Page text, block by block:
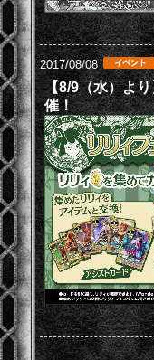
2017/08/08
【8/9（水）よ
催！